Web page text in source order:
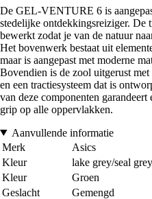
De GEL-VENTURE 6 is
stedelijke ontdekkingsreiziger. De
bewerkt zodat je van de natuur
Het bovenwerk bestaat uit
maar is aangepast met moderne
Bovendien is de zool uitgerust
en een tractiesysteem dat is
van deze componenten
grip op alle oppervlakken.
Aanvullende informatie
Merk
Asics
Kleur
lake grey/seal grey
Kleur
Groen
Geslacht
Gemengd